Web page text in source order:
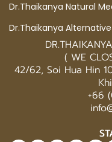
Dr.Thaikanya Natural
Dr.Thaikanya
( WE
42/62, Soi Hua Hin
+66